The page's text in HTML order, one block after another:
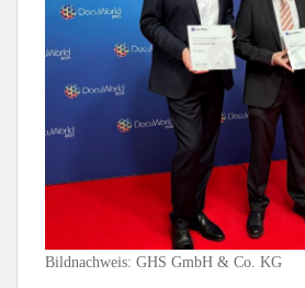
Bildnachweis: GHS GmbH & Co. KG